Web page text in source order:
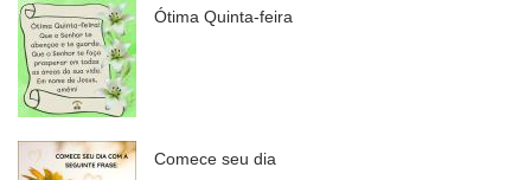
Ótima Quinta-feira
Comece seu dia